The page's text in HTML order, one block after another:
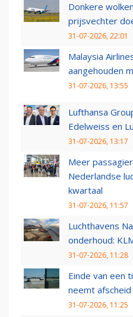
Donkere
prijsvechter
31-07-2026, 22:01
Malaysia
aangehouden
31-07-2026, 13:55
Lufthansa
Edelweiss en
31-07-2026, 13:17
Meer
Nederlandse
kwartaal
31-07-2026, 11:57
Luchthavens
onderhoud:
31-07-2026, 11:28
Einde van een
neemt
31-07-2026, 11:25